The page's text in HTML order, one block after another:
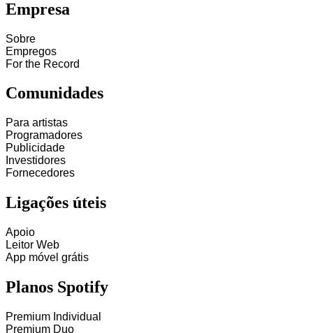
Empresa
Sobre
Empregos
For the Record
Comunidades
Para artistas
Programadores
Publicidade
Investidores
Fornecedores
Ligações úteis
Apoio
Leitor Web
App móvel grátis
Planos Spotify
Premium Individual
Premium Duo